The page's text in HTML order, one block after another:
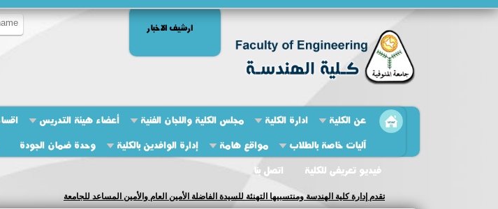
ارشيف الاخبار
عن الكلية ادارة الكلية مجلس الكلية واللجان الفنية أعضاء هيئة التدريس
آليات خاصة بالطلاب
مواقع هامة إدارة الوافدين بالكلية وحدة ضمان الجودة
فيديو تعريفى للكلية
اتصل بنا
تقدم إدارة كلية الهندسة ومنتسبيها التهنئة للسيدة الفاضلة الأمين العام والأمين المساعد للجامعة